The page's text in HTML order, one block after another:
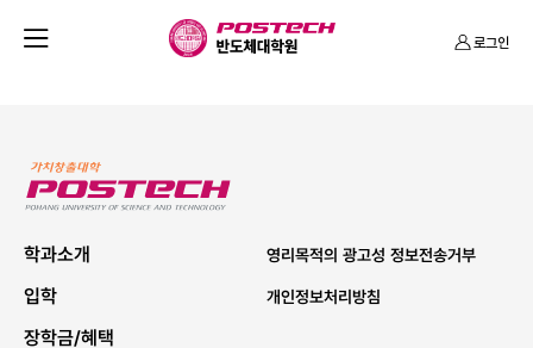
열
반
원
로그인
P
O
S
E
C
학과소개
입학
장학금/혜택
영리목적의 광고성 정보전송거부
개인정보처리방침